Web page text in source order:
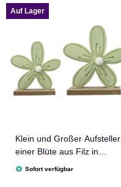
Auf Lager
Klein und Großer Aufsteller
einer Blüte aus Filz in
Hellgrün
Sofort verfügbar